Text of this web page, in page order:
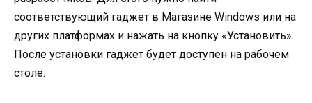
соответствующий гаджет в Магазине Windows или на
других платформах и нажать на кнопку «Установить».
После установки гаджет будет доступен на рабочем
столе.